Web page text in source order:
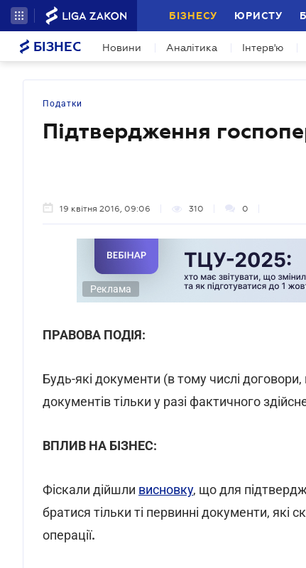
БІЗНЕСУ ЮРИСТУ
БІЗНЕС Новини Аналітика Інтерв'ю
Податки
Підтвердження
19 квітня 2016, 09:06 310 0
Реклама
ПРАВОВА ПОДІЯ:
Будь-які документи (в тому числі
документів тільки у разі фактичного
ВПЛИВ НА БІЗНЕС:
Фіскали дійшли висновку, що для
братися тільки ті первинні документи, які
операції.